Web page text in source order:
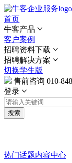
首页
牛客产品
客户案例
招聘资料下载
招聘解决方案
切换学生版
售前咨询 010-
登录
搜索
热门话题内容中心